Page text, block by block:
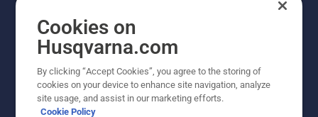
Otros sitios de Husqvarna
Cookies on
Husqvarna.com
By clicking “Accept Cookies”, you agree to the storing of
cookies on your device to enhance site navigation, analyze
site usage, and assist in our marketing efforts.
Cookie Policy